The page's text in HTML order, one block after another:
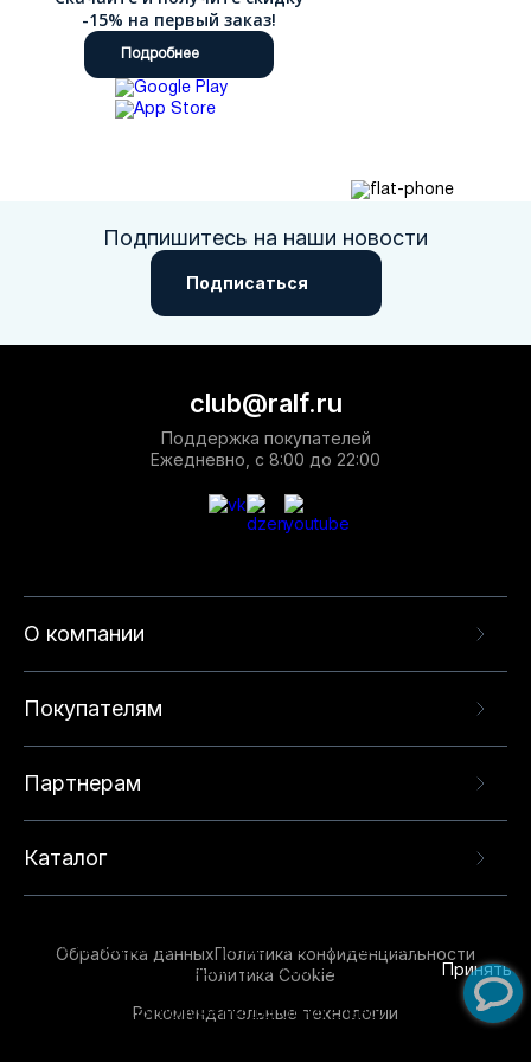
-15% на первый заказ!
Подробнее
Подпишитесь на наши новости
Подписаться
О компании
Покупателям
Партнерам
Каталог
club@ralf.ru
Поддержка покупателей
Ежедневно, с 8:00 до 22:00
Обработка данныхПолитика конфиденциальности
Политика Cookie
Рекомендательные технологии
опыта на нашем сайте. Продолжая использовать
данный сайт, вы соглашаетесь с использованием
технологий. Для получения дополнительной
Принять